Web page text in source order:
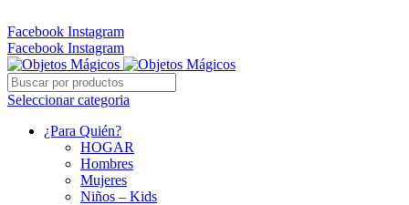
Facebook Instagram
Facebook Instagram
Seleccionar categoria
¿Para Quién?
HOGAR
Hombres
Mujeres
Niños – Kids